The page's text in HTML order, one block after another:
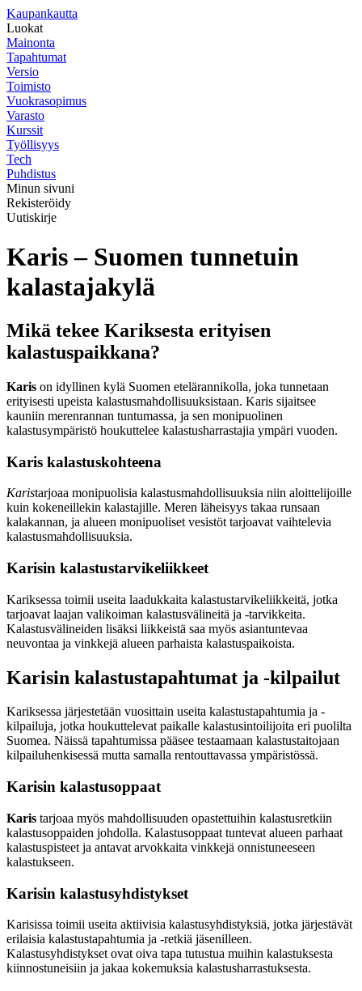
Kaupankautta
Luokat
Mainonta
Tapahtumat
Versio
Toimisto
Vuokrasopimus
Varasto
Kurssit
Työllisyys
Tech
Puhdistus
Minun sivuni
Rekisteröidy
Uutiskirje
Karis – Suomen tunnetuin
kalastajakylä
Mikä tekee Kariksesta erityisen
kalastuspaikkana?
Karis on idyllinen kylä Suomen etelärannikolla, joka tunnetaan
erityisesti upeista kalastusmahdollisuuksistaan. Karis sijaitsee
kauniin merenrannan tuntumassa, ja sen monipuolinen
kalastusympäristö houkuttelee kalastusharrastajia ympäri vuoden.
Karis kalastuskohteena
Karistarjoaa monipuolisia kalastusmahdollisuuksia niin aloittelijoille
kuin kokeneillekin kalastajille. Meren läheisyys takaa runsaan
kalakannan, ja alueen monipuoliset vesistöt tarjoavat vaihtelevia
kalastusmahdollisuuksia.
Karisin kalastustarvikeliikkeet
Kariksessa toimii useita laadukkaita kalastustarvikeliikkeitä, jotka
tarjoavat laajan valikoiman kalastusvälineitä ja -tarvikkeita.
Kalastusvälineiden lisäksi liikkeistä saa myös asiantuntevaa
neuvontaa ja vinkkejä alueen parhaista kalastuspaikoista.
Karisin kalastustapahtumat ja -kilpailut
Kariksessa järjestetään vuosittain useita kalastustapahtumia ja -
kilpailuja, jotka houkuttelevat paikalle kalastusintoilijoita eri puolilta
Suomea. Näissä tapahtumissa pääsee testaamaan kalastustaitojaan
kilpailuhenkisessä mutta samalla rentouttavassa ympäristössä.
Karisin kalastusoppaat
Karis tarjoaa myös mahdollisuuden opastettuihin kalastusretkiin
kalastusoppaiden johdolla. Kalastusoppaat tuntevat alueen parhaat
kalastuspisteet ja antavat arvokkaita vinkkejä onnistuneeseen
kalastukseen.
Karisin kalastusyhdistykset
Karisissa toimii useita aktiivisia kalastusyhdistyksiä, jotka järjestävät
erilaisia kalastustapahtumia ja -retkiä jäsenilleen.
Kalastusyhdistykset ovat oiva tapa tutustua muihin kalastuksesta
kiinnostuneisiin ja jakaa kokemuksia kalastusharrastuksesta.